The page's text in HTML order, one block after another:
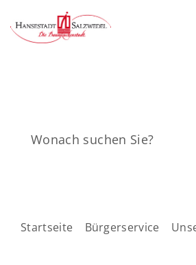
Startseite Bürgerservice